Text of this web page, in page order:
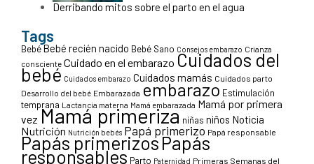
Derribando mitos sobre el parto en el agua
Tags
BebéBebé recién nacido Bebé Sano Consejos embarazo Crianza
consciente Cuidado en el embarazo Cuidados del
bebé Cuidados embarazo Cuidados mamás Cuidados parto
Desarrollo del bebé Embarazada embarazo Estimulación
temprana Lactancia materna Mamá embarazada Mamá por primera
vez Mamá primeriza niñas niños Noticia
Nutrición Nutrición bebés Papá primerizo Papá responsable
Papás primerizosPapás
responsables Parto Paternidad Primeras Semanas del